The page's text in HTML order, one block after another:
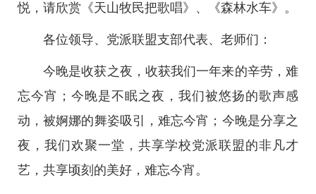
悦，请欣赏《天山牧民把歌唱》、《森林水车》。
各位领导、党派联盟支部代表、老师们：
今晚是收获之夜，收获我们一年来的辛劳，难
忘今宵；今晚是不眠之夜，我们被悠扬的歌声感
动，被婀娜的舞姿吸引，难忘今宵；今晚是分享之
夜，我们欢聚一堂，共享学校党派联盟的非凡才
艺，共享顷刻的美好，难忘今宵。